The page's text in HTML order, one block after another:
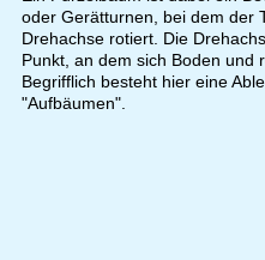
oder Gerätturnen, bei dem der
Drehachse rotiert. Die
Punkt, an dem sich Boden und
Begrifflich besteht hier eine
"Aufbäumen".